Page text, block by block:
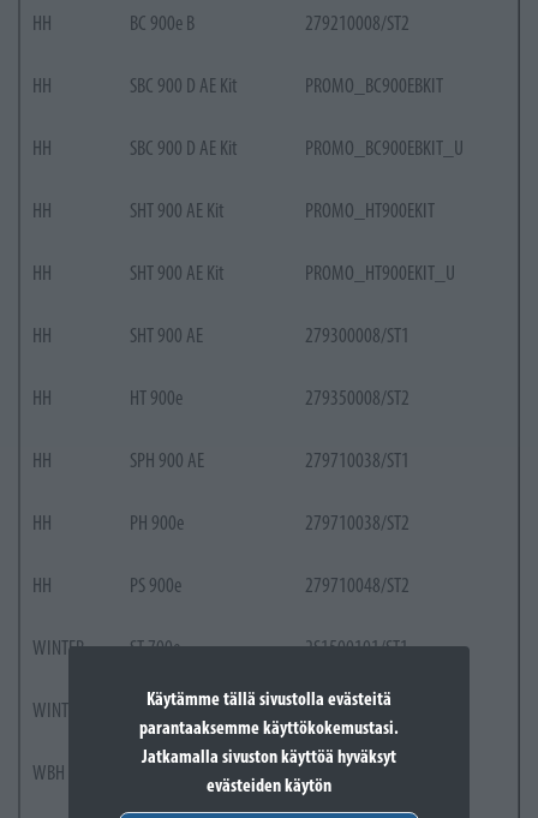
Käytämme tällä sivustolla evästeitä
parantaaksemme käyttökokemustasi.
Jatkamalla sivuston käyttöä hyväksyt
evästeiden käytön
HH BC 900e B 279210008/ST2
HH SBC 900 D AE Kit PROMO_BC900EBKIT
HH SBC 900 D AE Kit PROMO_BC900EBKIT_U
HH SHT 900 AE Kit PROMO_HT900EKIT
HH SHT 900 AE Kit PROMO_HT900EKIT_U
HH SHT 900 AE 279300008/ST1
HH HT 900e 279350008/ST2
HH SPH 900 AE 279710038/ST1
HH PH 900e 279710038/ST2
HH PS 900e 279710048/ST2
WINTER ST 700e 2S1500101/ST1
WINTER ST 700e Kit 2S1500108/ST1
WBH 294386068/ST2